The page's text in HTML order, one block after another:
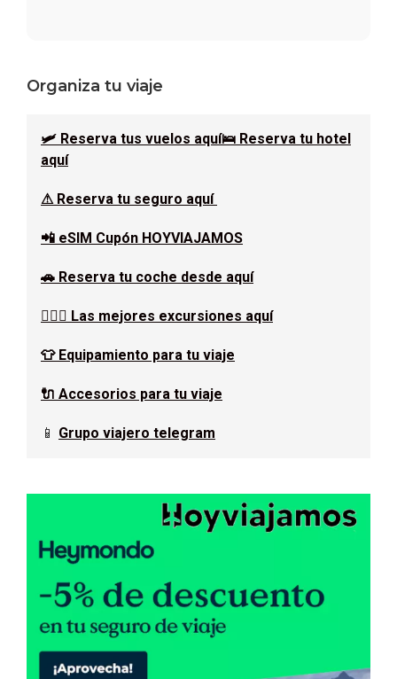
Barra
principal
Organiza tu viaje
🛩 Reserva tus vuelos aquí🛌 Reserva tu hotel
aquí
⚠ Reserva tu seguro aquí
📲 eSIM Cupón HOYVIAJAMOS
🚗 Reserva tu coche desde aquí
🚶🏿‍♂️ Las mejores excursiones aquí
👕 Equipamiento para tu viaje
🔌 Accesorios para tu viaje
📱 Grupo viajero telegram